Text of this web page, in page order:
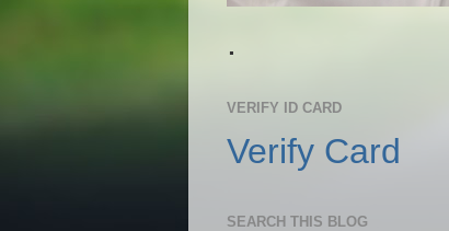
.
VERIFY ID CARD
Verify Card
SEARCH THIS BLOG